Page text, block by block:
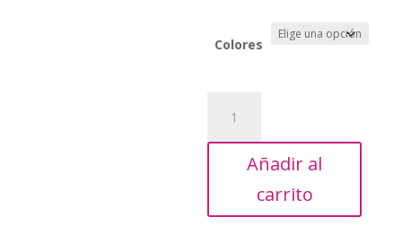
Colores
DESENREDAR
COLORES
PEQUEÑOAñadir al
carrito